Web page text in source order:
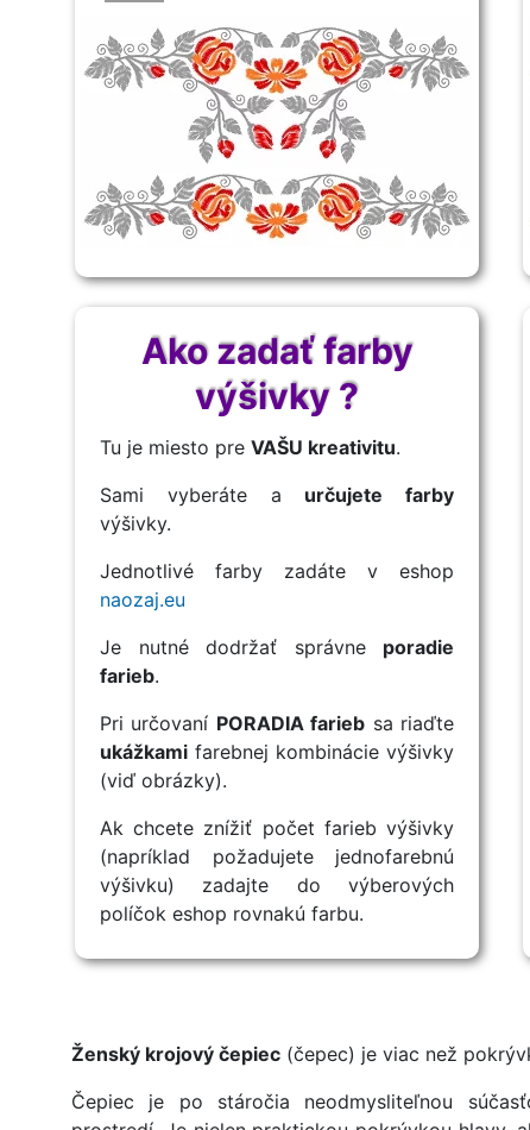
Ako zadať farby
výšivky ?
Tu je miesto pre VAŠU kreativitu.
Sami vyberáte a určujete farby
výšivky.
Jednotlivé farby zadáte v eshop
naozaj.eu
Je nutné dodržať správne poradie
farieb.
Pri určovaní PORADIA farieb sa riaďte
ukážkami farebnej kombinácie výšivky
(viď obrázky).
Ak chcete znížiť počet farieb výšivky
(napríklad požadujete jednofarebnú
výšivku) zadajte do výberových
políčok eshop rovnakú farbu.
Ženský krojový čepiec (čepec) je viac než
Čepiec je po stáročia neodmysliteľnou